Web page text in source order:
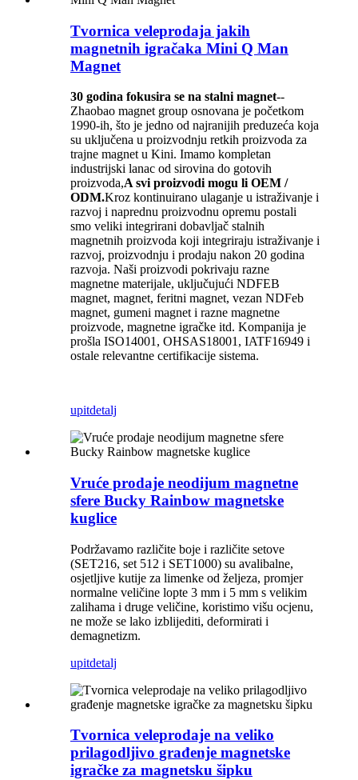
Tvornica veleprodaja jakih
magnetnih igračaka Mini Q Man
Magnet
30 godina fokusira se na stalni magnet--
Zhaobao magnet group osnovana je početkom
1990-ih, što je jedno od najranijih preduzeća koja
su uključena u proizvodnju retkih proizvoda za
trajne magnet u Kini. Imamo kompletan
industrijski lanac od sirovina do gotovih
proizvoda,A svi proizvodi mogu li OEM /
ODM.Kroz kontinuirano ulaganje u istraživanje i
razvoj i naprednu proizvodnu opremu postali
smo veliki integrirani dobavljač stalnih
magnetnih proizvoda koji integriraju istraživanje i
razvoj, proizvodnju i prodaju nakon 20 godina
razvoja. Naši proizvodi pokrivaju razne
magnetne materijale, uključujući NDFEB
magnet, magnet, feritni magnet, vezan NDFeb
magnet, gumeni magnet i razne magnetne
proizvode, magnetne igračke itd. Kompanija je
prošla ISO14001, OHSAS18001, IATF16949 i
ostale relevantne certifikacije sistema.
upitdetalj
Vruće prodaje neodijum magnetne
sfere Bucky Rainbow magnetske
kuglice
Podržavamo različite boje i različite setove
(SET216, set 512 i SET1000) su avalibalne,
osjetljive kutije za limenke od željeza, promjer
normalne veličine lopte 3 mm i 5 mm s velikim
zalihama i druge veličine, koristimo višu ocjenu,
ne može se lako izblijediti, deformirati i
demagnetizm.
upitdetalj
Tvornica veleprodaje na veliko
prilagodljivo građenje magnetske
igračke za magnetsku šipku